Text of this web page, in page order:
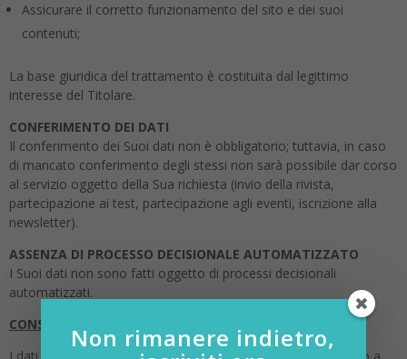
Assicurare il corretto funzionamento del sito e dei suoi
contenuti;
La base giuridica del trattamento è costituita dal legittimo
interesse del Titolare.
CONFERIMENTO DEI DATI
Il conferimento dei Suoi dati non è obbligatorio; tuttavia, in caso
di mancato conferimento degli stessi non sarà possibile dar corso
al servizio oggetto della Sua richiesta (invio della rivista,
partecipazione ai test, partecipazione agli eventi, iscrizione alla
newsletter).
ASSENZA DI PROCESSO DECISIONALE AUTOMATIZZATO
I Suoi dati non sono fatti oggetto di processi decisionali
automatizzati.
CONSERVAZIONE DEI DATI
Non rimanere indietro,